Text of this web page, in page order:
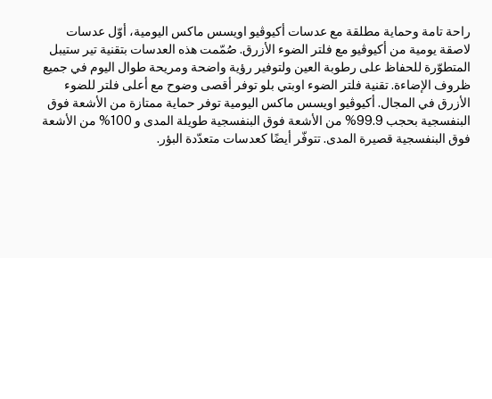
راحة تامة وحماية مطلقة مع عدسات أكيوڤيو اويسس ماكس اليومية، أوّل عدسات
لاصقة يومية من أكيوڤيو مع فلتر الضوء الأزرق. صُمّمت هذه العدسات بتقنية تير ستيبل
المتطوّرة للحفاظ على رطوبة العين ولتوفير رؤية واضحة ومريحة طوال اليوم في جميع
ظروف الإضاءة. تقنية فلتر الضوء اوبتي بلو توفر أقصى وضوح مع أعلى فلتر للضوء
الأزرق في المجال. أكيوڤيو اويسس ماكس اليومية توفر حماية ممتازة من الأشعة فوق
البنفسجية بحجب 99.9% من الأشعة فوق البنفسجية طويلة المدى و 100% من الأشعة
فوق البنفسجية قصيرة المدى. تتوفّر أيضًا كعدسات متعدّدة البؤر.